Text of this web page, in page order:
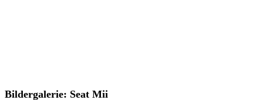
Bildergalerie: Seat Mii